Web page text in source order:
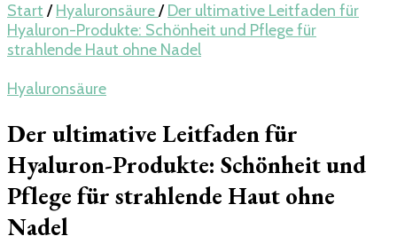
Start / Hyaluronsäure/ Der ultimative Leitfaden für
Hyaluron-Produkte: Schönheit und Pflege für
strahlende Haut ohne Nadel
Hyaluronsäure
Der ultimative Leitfaden für
Hyaluron-Produkte: Schönheit und
Pflege für strahlende Haut ohne
Nadel